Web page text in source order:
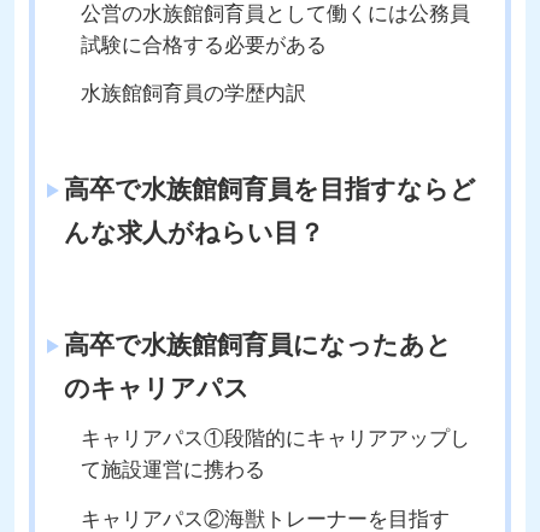
公営の水族館飼育員として働くには公務員
試験に合格する必要がある
水族館飼育員の学歴内訳
高卒で水族館飼育員を目指すならど
んな求人がねらい目？
高卒で水族館飼育員になったあと
のキャリアパス
キャリアパス①段階的にキャリアアップし
て施設運営に携わる
キャリアパス②海獣トレーナーを目指す